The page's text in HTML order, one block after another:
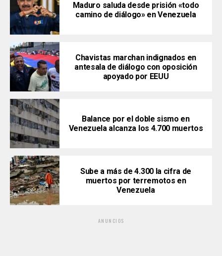
Maduro saluda desde prisión «todo
camino de diálogo» en Venezuela
Chavistas marchan indignados en
antesala de diálogo con oposición
apoyado por EEUU
Balance por el doble sismo en
Venezuela alcanza los 4.700 muertos
Sube a más de 4.300 la cifra de
muertos por terremotos en
Venezuela
ANUNCIOS